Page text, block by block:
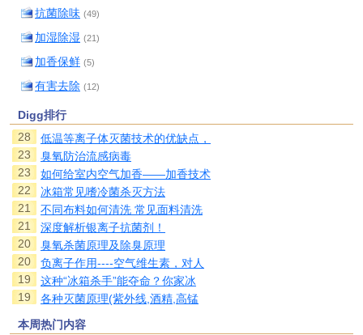
抗菌除味 (49)
加湿除湿 (21)
加香保鲜 (5)
有害去除 (12)
Digg排行
28
低温等离子体灭菌技术的优缺点，
23
臭氧防治流感病毒
23
如何给室内空气加香——加香技术
22
冰箱常见嗜冷菌杀灭方法
21
不同布料如何清洗 常见面料清洗
21
深度解析银离子抗菌剂！
20
臭氧杀菌原理及除臭原理
20
负离子作用----空气维生素，对人
19
这种“冰箱杀手”能夺命？你家冰
19
各种灭菌原理(紫外线,酒精,高锰
本周热门内容